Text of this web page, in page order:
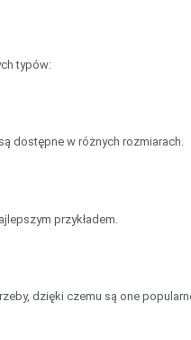
typów:
dostępne w różnych rozmiarach.
przykładem.
dzięki czemu są one